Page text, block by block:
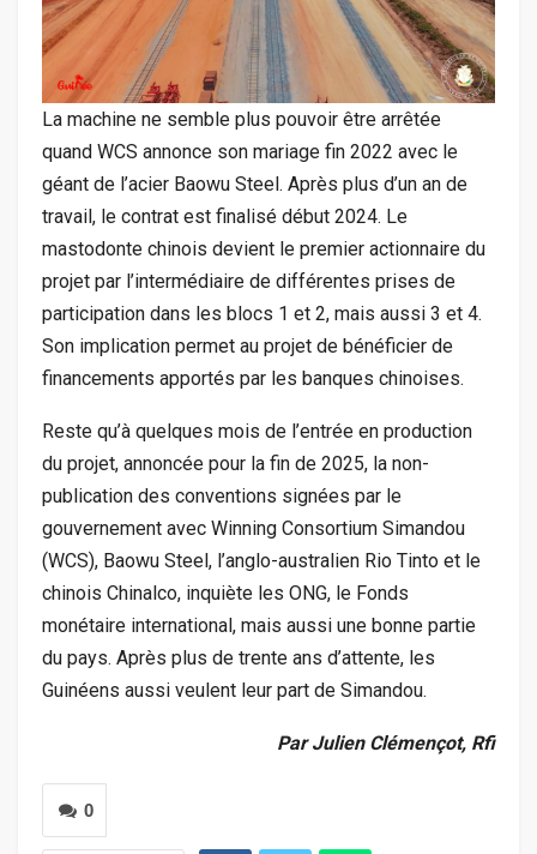
La machine ne semble plus pouvoir être arrêtée
quand WCS annonce son mariage fin 2022 avec le
géant de l’acier Baowu Steel. Après plus d’un an de
travail, le contrat est finalisé début 2024. Le
mastodonte chinois devient le premier actionnaire du
projet par l’intermédiaire de différentes prises de
participation dans les blocs 1 et 2, mais aussi 3 et 4.
Son implication permet au projet de bénéficier de
financements apportés par les banques chinoises.
Reste qu’à quelques mois de l’entrée en production
du projet, annoncée pour la fin de 2025, la non-
publication des conventions signées par le
gouvernement avec Winning Consortium Simandou
(WCS), Baowu Steel, l’anglo-australien Rio Tinto et le
chinois Chinalco, inquiète les ONG, le Fonds
monétaire international, mais aussi une bonne partie
du pays. Après plus de trente ans d’attente, les
Guinéens aussi veulent leur part de Simandou.
Par Julien Clémençot, Rfi
0